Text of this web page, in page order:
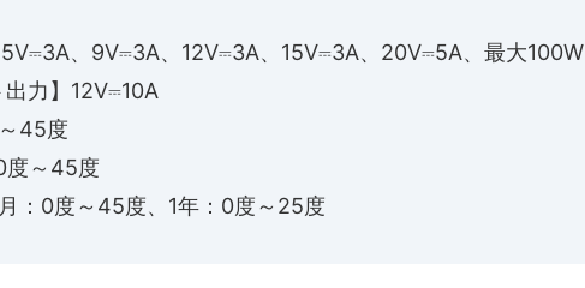
5V⎓3A、9V⎓3A、12V⎓3A、15V⎓3A、20V⎓5A、最大100W
出力】12V⎓10A
45度
度～45度
：0度～45度、1年：0度～25度